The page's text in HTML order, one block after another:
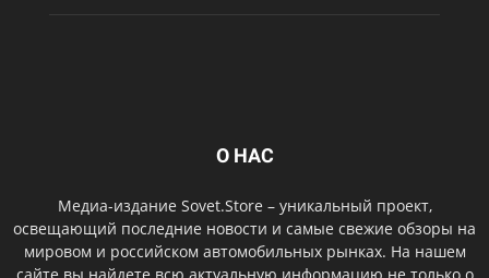
О НАС
Медиа-издание Sovet.Store – уникальный проект,
освещающий последние новости и самые свежие обзоры на
мировом и российском автомобильных рынках. На нашем